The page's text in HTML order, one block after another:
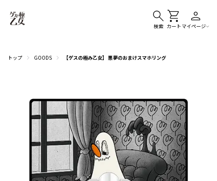
検索 カート マイページ
トップ GOODS 【ゲスの極み乙女】 悪夢のおまけスマホリング